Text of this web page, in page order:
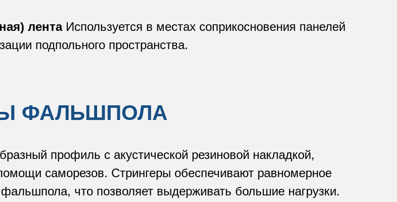
лента Используется в местах соприкосновения панелей
подпольного пространства.
ФАЛЬШПОЛА
профиль с акустической резиновой накладкой,
саморезов. Стрингеры обеспечивают равномерное
что позволяет выдерживать большие нагрузки.